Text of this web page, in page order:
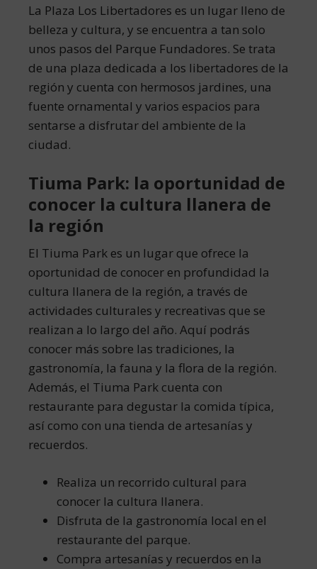
La Plaza Los Libertadores es un lugar lleno de
belleza y cultura, y se encuentra a tan solo
unos pasos del Parque Fundadores. Se trata
de una plaza dedicada a los libertadores de la
región y cuenta con hermosos jardines, una
fuente ornamental y varios espacios para
sentarse a disfrutar del ambiente de la
ciudad.
Tiuma Park: la oportunidad de
conocer la cultura llanera de
la región
El Tiuma Park es un lugar que ofrece la
oportunidad de conocer en profundidad la
cultura llanera de la región, a través de
actividades culturales y recreativas que se
realizan a lo largo del año. Aquí podrás
conocer más sobre las tradiciones, la
gastronomía, la fauna y la flora de la región.
Además, el Tiuma Park cuenta con
restaurante para degustar la comida típica,
así como con una tienda de artesanías y
recuerdos.
Realiza un recorrido cultural para
conocer la cultura llanera.
Disfruta de la gastronomía local en el
restaurante del parque.
Compra artesanías y recuerdos en la